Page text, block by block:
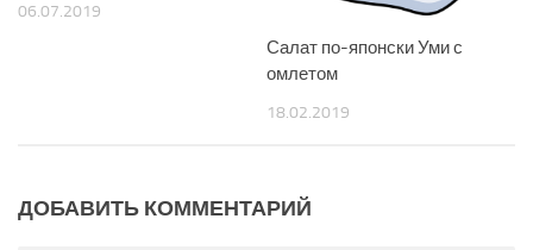
06.07.2019
Салат по-японски Уми с
омлетом
18.02.2019
ДОБАВИТЬ КОММЕНТАРИЙ